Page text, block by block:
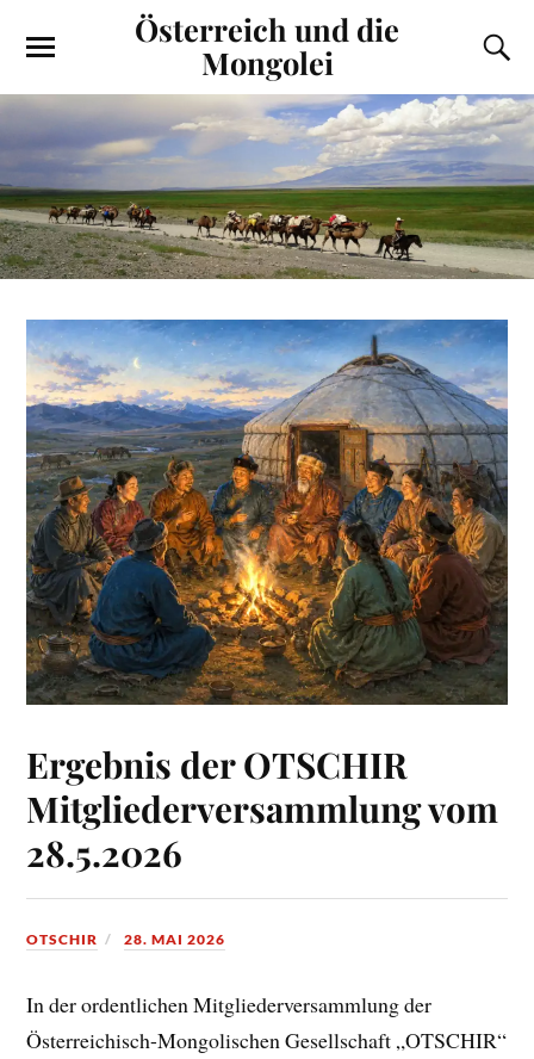
Österreich und die
Mongolei
Ergebnis der OTSCHIR
Mitgliederversammlung vom
28.5.2026
OTSCHIR 28. MAI 2026
In der ordentlichen Mitgliederversammlung der
Österreichisch-Mongolischen Gesellschaft „OTSCHIR“